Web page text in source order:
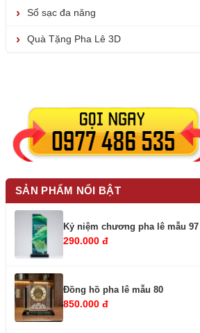
Sổ sạc đa năng
Quà Tặng Pha Lê 3D
SẢN PHẨM NỔI BẬT
Kỷ niệm chương pha lê mẫu 97
290.000 đ
Đồng hồ pha lê mẫu 80
850.000 đ